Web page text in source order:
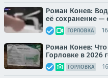
Роман Конев:
её сохранение —
ГОРЛОВКА
Роман Конев:
Горловке в 2026
ГОРЛОВКА